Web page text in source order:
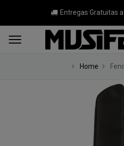
Entregas Gratuitas
Home